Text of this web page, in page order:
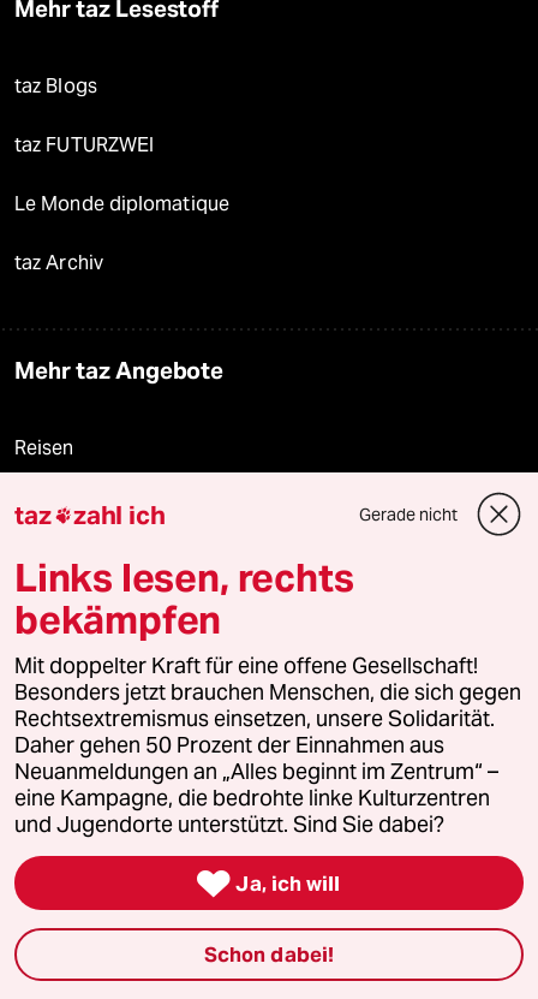
Mehr taz Lesestoff
taz Blogs
taz FUTURZWEI
Le Monde diplomatique
taz Archiv
Mehr taz Angebote
Reisen
Kantine
Shop
Anzeigen
Fragen & Hilfe
Feedback
Aboservice
ePaper Login
Downloads für Abonnierende
taz zahl ich Gerade nicht
Links lesen, rechts
bekämpfen
Mit doppelter Kraft für eine offene Gesellschaft!
Besonders jetzt brauchen Menschen, die sich gegen
Rechtsextremismus einsetzen, unsere Solidarität.
Daher gehen 50 Prozent der Einnahmen aus
Neuanmeldungen an „Alles beginnt im Zentrum“ –
eine Kampagne, die bedrohte linke Kulturzentren
und Jugendorte unterstützt. Sind Sie dabei?
 Ja, ich will
Schon dabei!